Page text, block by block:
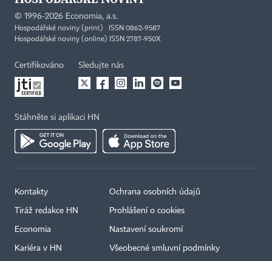
© 1996-2026 Economia, a.s.
Hospodářské noviny (print) ISSN 0862-9587
Hospodářské noviny (online) ISSN 2787-950X
Certifikováno Sledujte nás
Stáhněte si aplikaci HN
Kontakty
Tiráž redakce HN
Economia
Kariéra v HN
Ochrana osobních údajů
Prohlášení o cookies
Nastavení soukromí
Všeobecné smluvní podmínky